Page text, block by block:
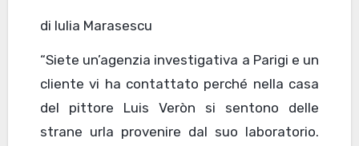
di Iulia Marasescu
“Siete un’agenzia investigativa a Parigi e un
cliente vi ha contattato perché nella casa
del pittore Luis Veròn si sentono delle
strane urla provenire dal suo laboratorio.